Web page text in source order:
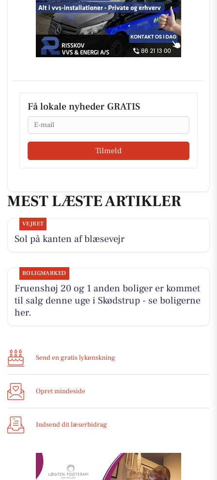
Få lokale nyheder GRATIS
Email
Tilmeld
MEST LÆSTE ARTIKLER
VEJRET
Sol på kanten af blæsevejr
BOLIGMARKED
Fruenshøj 20 og 1 anden boliger er kommet
til salg denne uge i Skødstrup - se boligerne
her.
Send en gratis lykønskning
Opret mindeside
Indsend dit læserbidrag